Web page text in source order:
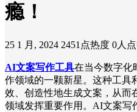
瘾！
25 1 月, 2024 2451点热度 0人
AI文案写作工具在当今数字化
作领域的一颗新星。这种工具
效、创造性地生成文案，从而
领域发挥重要作用。AI文案写